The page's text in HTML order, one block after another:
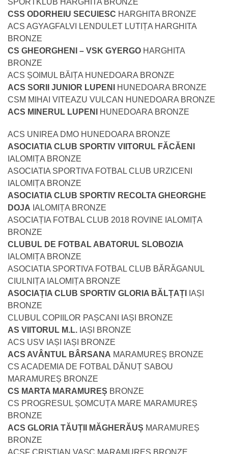
CSS ODORHEIU SECUIESC HARGHITA BRONZE
ACS AGYAGFALVI LENDULET LUTIȚA HARGHITA
BRONZE
CS GHEORGHENI – VSK GYERGO HARGHITA
BRONZE
ACS ȘOIMUL BĂIȚA HUNEDOARA BRONZE
ACS SORII JUNIOR LUPENI
HUNEDOARA BRONZE
CSM MIHAI VITEAZU VULCAN HUNEDOARA BRONZE
ACS MINERUL LUPENI
HUNEDOARA BRONZE
ACS UNIREA DMO HUNEDOARA BRONZE
ASOCIATIA CLUB SPORTIV VIITORUL FĂCĂENI
IALOMIȚA BRONZE
ASOCIATIA SPORTIVA FOTBAL CLUB URZICENI
IALOMIȚA BRONZE
ASOCIATIA CLUB SPORTIV RECOLTA GHEORGHE
DOJA IALOMIȚA BRONZE
ASOCIAȚIA FOTBAL CLUB 2018 ROVINE IALOMIȚA
BRONZE
CLUBUL DE FOTBAL ABATORUL SLOBOZIA
IALOMIȚA BRONZE
ASOCIATIA SPORTIVA FOTBAL CLUB BĂRĂGANUL
CIULNIȚA IALOMIȚA BRONZE
ASOCIAȚIA CLUB SPORTIV GLORIA BĂLȚAȚI
IAȘI
BRONZE
CLUBUL COPIILOR PAȘCANI IAȘI BRONZE
AS VIITORUL M.L. IAȘI BRONZE
ACS USV IAȘI IAȘI BRONZE
ACS AVÂNTUL BÂRSANA MARAMUREȘ BRONZE
CS ACADEMIA DE FOTBAL DĂNUȚ SABOU
MARAMUREȘ BRONZE
CS MARTA MARAMUREȘ BRONZE
CS PROGRESUL ȘOMCUȚA MARE MARAMUREȘ
BRONZE
ACS GLORIA TĂUȚII MĂGHERĂUȘ MARAMUREȘ
BRONZE
ACSF CRISTIAN VASC MARAMUREȘ BRONZE